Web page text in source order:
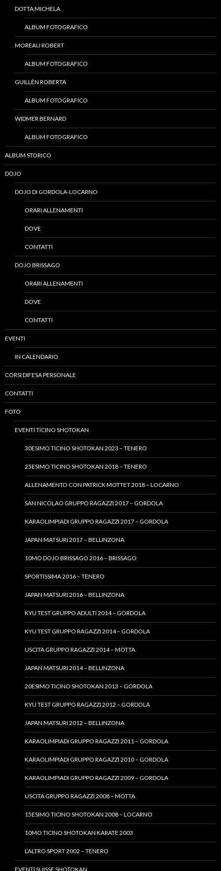
DOTTA MICHELA
ALBUM FOTOGRAFICO
MOREAU ROBERT
ALBUM FOTOGRAFICO
GUILLÉN ROBERTA
ALBUM FOTOGRAFICO
WIDMER BERNARD
ALBUM FOTOGRAFICO
ALBUM STORICO
DOJO
DOJO DI GORDOLA-LOCARNO
ORARI ALLENAMENTI
DOVE
CONTATTI
DOJO BRISSAGO
ORARI ALLENAMENTI
DOVE
CONTATTI
EVENTI
IN CALENDARIO
CORSI DIFESA PERSONALE
CONTATTI
FOTO
EVENTI TICINO SHOTOKAN
30ESIMO TICINO SHOTOKAN 2023 – TENERO
25ESIMO TICINO SHOTOKAN 2018 – TENERO
ALLENAMENTO CON PATRICK MOTTET 2018 – LOCARNO
SAN NICOLAO GRUPPO RAGAZZI 2017 – GORDOLA
KARAOLIMPIADI GRUPPO RAGAZZI 2017 – GORDOLA
JAPAN MATSURI 2017 – BELLINZONA
10MO DOJO BRISSAGO 2016 – BRISSAGO
SPORTISSIMA 2016 – TENERO
JAPAN MATSURI 2016 – BELLINZONA
KYU TEST GRUPPO ADULTI 2014 – GORDOLA
KYU TEST GRUPPO RAGAZZI 2014 – GORDOLA
USCITA GRUPPO RAGAZZI 2014 – MOTTA
JAPAN MATSURI 2014 – BELLINZONA
20ESIMO TICINO SHOTOKAN 2013 – GORDOLA
KYU TEST GRUPPO RAGAZZI 2012 – GORDOLA
JAPAN MATSURI 2012 – BELLINZONA
KARAOLIMPIADI GRUPPO RAGAZZI 2011 – GORDOLA
KARAOLIMPIADI GRUPPO RAGAZZI 2010 – GORDOLA
KARAOLIMPIADI GRUPPO RAGAZZI 2009 – GORDOLA
USCITA GRUPPO RAGAZZI 2008 – MOTTA
15ESIMO TICINO SHOTOKAN 2008 – LOCARNO
10MO TICINO SHOTOKAN KARATE 2003
L’ALTRO SPORT 2002 – TENERO
EVENTI SUISSE SHOTOKAN